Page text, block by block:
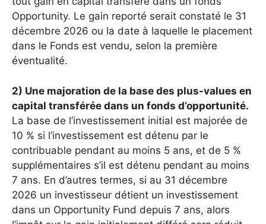
Opportunity. Le gain reporté serait constaté le 31
décembre 2026 ou la date à laquelle le placement
dans le Fonds est vendu, selon la première
éventualité.
2) Une majoration de la base des plus-values ​​​​en
capital transférée dans un fonds d’opportunité.
La base de l’investissement initial est majorée de
10 % si l’investissement est détenu par le
contribuable pendant au moins 5 ans, et de 5 %
supplémentaires s’il est détenu pendant au moins
7 ans. En d’autres termes, si au 31 décembre
2026 un investisseur détient un investissement
dans un Opportunity Fund depuis 7 ans, alors